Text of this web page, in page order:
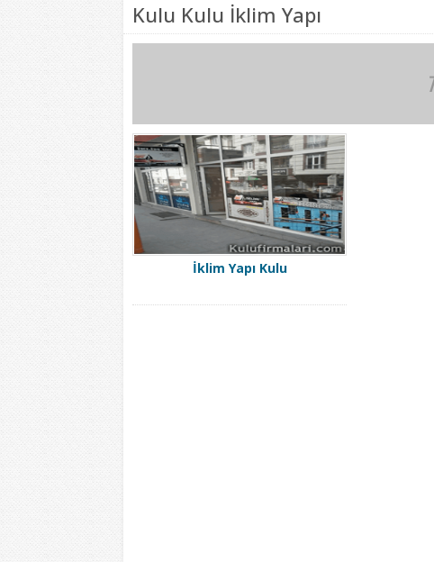
Kulu Kulu İklim Yapı
İklim Yapı Kulu